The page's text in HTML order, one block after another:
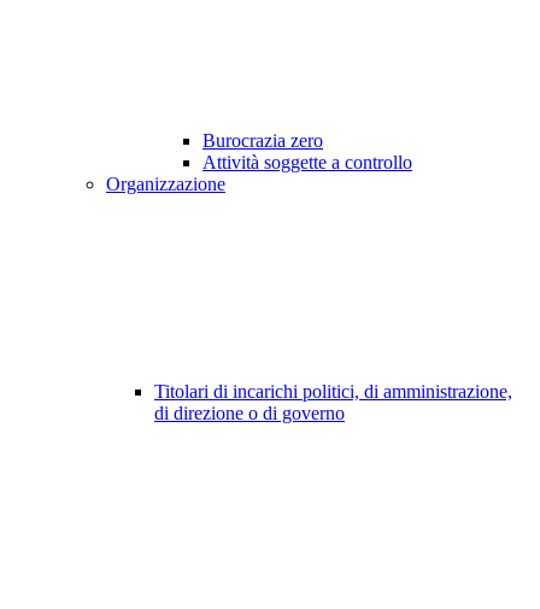
Burocrazia zero
Attività soggette a controllo
Organizzazione
Titolari di incarichi politici, di amministrazione,
di direzione o di governo